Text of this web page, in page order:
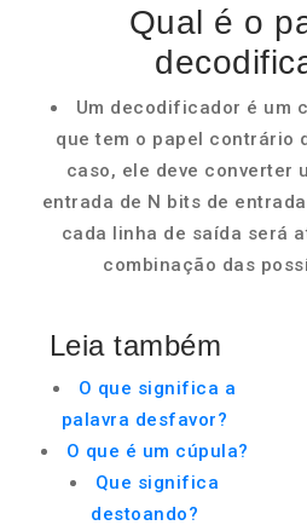
Qual é o
Um decodificador é um
que tem o papel contrário
caso, ele deve converter
entrada de N bits de
cada linha de saída será
combinação das
Leia também
O que significa a
palavra desfavor?
O que é um cúpula?
Que significa
destoando?